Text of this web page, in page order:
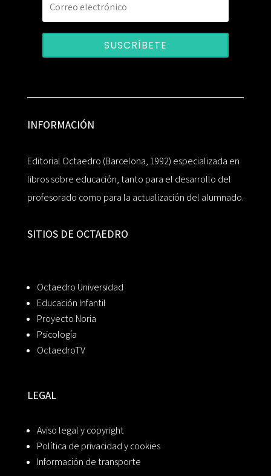
SUSCRÍBETE
INFORMACIÓN
Editorial Octaedro (Barcelona, 1992) especializada en
libros sobre educación, tanto para el desarrollo del
profesorado como para la actualización del alumnado.
SITIOS DE OCTAEDRO
Octaedro Universidad
Educación Infantil
Proyecto Noria
Psicología
OctaedroTV
LEGAL
Aviso legal y copyright
Política de privacidad y cookies
Información de transporte